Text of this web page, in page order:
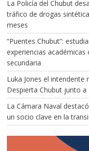
La Policía del Chubut
tráfico de drogas
meses
“Puentes Chubut”:
experiencias
secundaria
Luka Jones el intendente
Despierta Chubut junto
La Cámara Naval
un socio clave en la